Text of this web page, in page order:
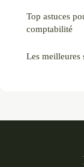
Top astuces
comptabilité
Les meilleures